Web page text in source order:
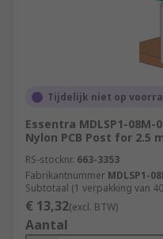
Tijdelijk niet op
Essentra MDLSP1-08M-
Nylon PCB Post for 2.5
RS-stocknr. 663-3353
Fabrikantnummer MDLSP1-
Subtotaal (1 verpakking van
€ 13,32(excl. BTW)
Aantal